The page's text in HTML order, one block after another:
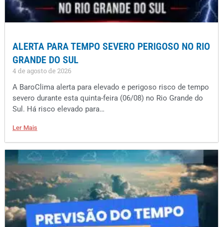
ALERTA PARA TEMPO SEVERO PERIGOSO NO RIO
GRANDE DO SUL
4 de agosto de 2026
A BaroClima alerta para elevado e perigoso risco de tempo
severo durante esta quinta-feira (06/08) no Rio Grande do
Sul. Há risco elevado para…
Ler Mais